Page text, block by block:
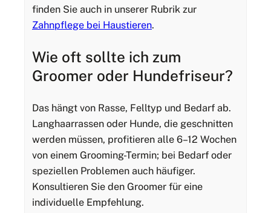
finden Sie auch in unserer Rubrik zur
Zahnpflege bei Haustieren.
Wie oft sollte ich zum
Groomer oder Hundefriseur?
Das hängt von Rasse, Felltyp und Bedarf ab.
Langhaarrassen oder Hunde, die geschnitten
werden müssen, profitieren alle 6–12 Wochen
von einem Grooming-Termin; bei Bedarf oder
speziellen Problemen auch häufiger.
Konsultieren Sie den Groomer für eine
individuelle Empfehlung.